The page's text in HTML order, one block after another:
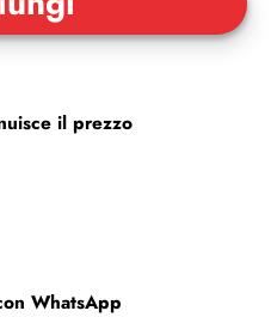
il prezzo
WhatsApp